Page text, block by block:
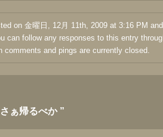
on 金曜日, 12月 11th, 2009 at 3:16 PM
can follow any responses to this entry
comments and pings are currently closed.
ぁ帰るべか ”